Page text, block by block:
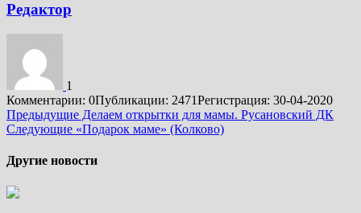
Редактор
1
Комментарии: 0Публикации: 2471Регистрация: 30-04-2020
Подробнее
Предыдущие Делаем открытки для мамы. Русановский ДК
Следующие «Подарок маме» (Колково)
Другие новости